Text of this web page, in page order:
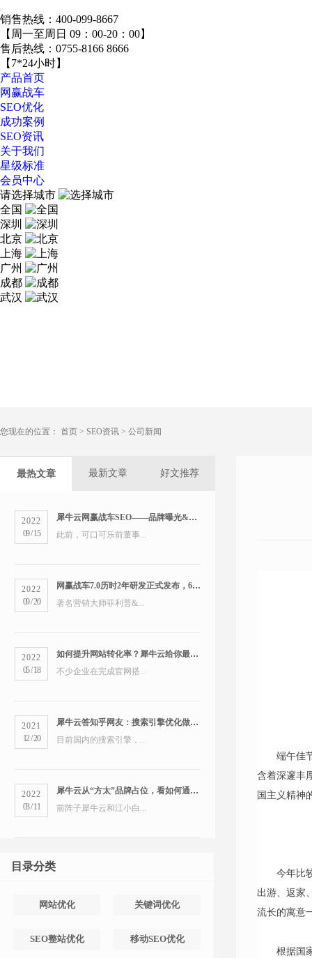
销售热线： 400-099-8667
【周一至周日 09：00-20：00】
售后热线： 0755-8166 8666
【7*24小时】
产品首页
网赢战车
SEO优化
成功案例
SEO资讯
关于我们
星级标准
会员中心
请选择城市
全国
深圳
北京
上海
广州
成都
武汉
您现在的位置： 首页 > SEO资讯 > 公司新闻
最热文章 最新文章 好文推荐
2022
09/15
犀牛云网赢战车SEO——品牌曝光&精准营销双管齐下
此前，可口可乐前董事...
2022
09/20
网赢战车7.0历时2年研发正式发布，6大版本打造数字营销新物种
著名营销大师菲利普&...
2022
05/18
如何提升网站转化率？犀牛云给你最全的营销洞察
不少企业在完成官网搭...
2021
12/20
犀牛云答知乎网友：搜索引擎优化做得好的公司有哪些？
目前国内的搜索引擎，...
2022
03/11
犀牛云从“方太”品牌占位，看如何通过搜索引擎占领市场
前阵子犀牛云和江小白...
目录分类
网站优化 关键词优化
SEO整站优化 移动SEO优化
端午佳
含着深邃丰
国主义精神
今年比
出游、返家
流长的寓意
根据国